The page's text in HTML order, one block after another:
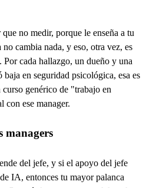
no medir, porque le enseña a tu
no cambia nada, y eso, otra vez, es
cada hallazgo, un dueño y una
baja en seguridad psicológica, esa es
genérico de "trabajo en
con ese manager.
managers
del jefe, y si el apoyo del jefe
IA, entonces tu mayor palanca